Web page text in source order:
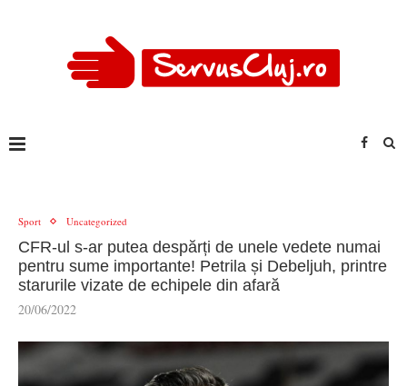
Sport Uncategorized
CFR-ul s-ar putea despărți de unele vedete numai
pentru sume importante! Petrila și Debeljuh, printre
starurile vizate de echipele din afară
20/06/2022